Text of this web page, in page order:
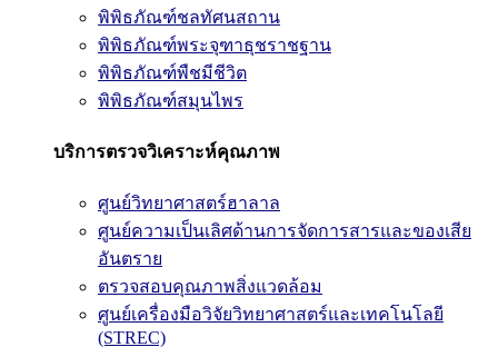
พิพิธภัณฑ์ชลทัศนสถาน
พิพิธภัณฑ์พระจุฑาธุชราชฐาน
พิพิธภัณฑ์พืชมีชีวิต
พิพิธภัณฑ์สมุนไพร
บริการตรวจวิเคราะห์คุณภาพ
ศูนย์วิทยาศาสตร์ฮาลาล
ศูนย์ความเป็นเลิศด้านการจัดการสารและของเสีย
อันตราย
ตรวจสอบคุณภาพสิ่งแวดล้อม
ศูนย์เครื่องมือวิจัยวิทยาศาสตร์และเทคโนโลยี
(STREC)